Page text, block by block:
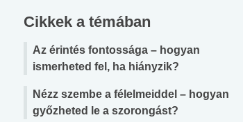
Cikkek a témában
Az érintés fontossága – hogyan
ismerheted fel, ha hiányzik?
Nézz szembe a félelmeiddel – hogyan
győzheted le a szorongást?